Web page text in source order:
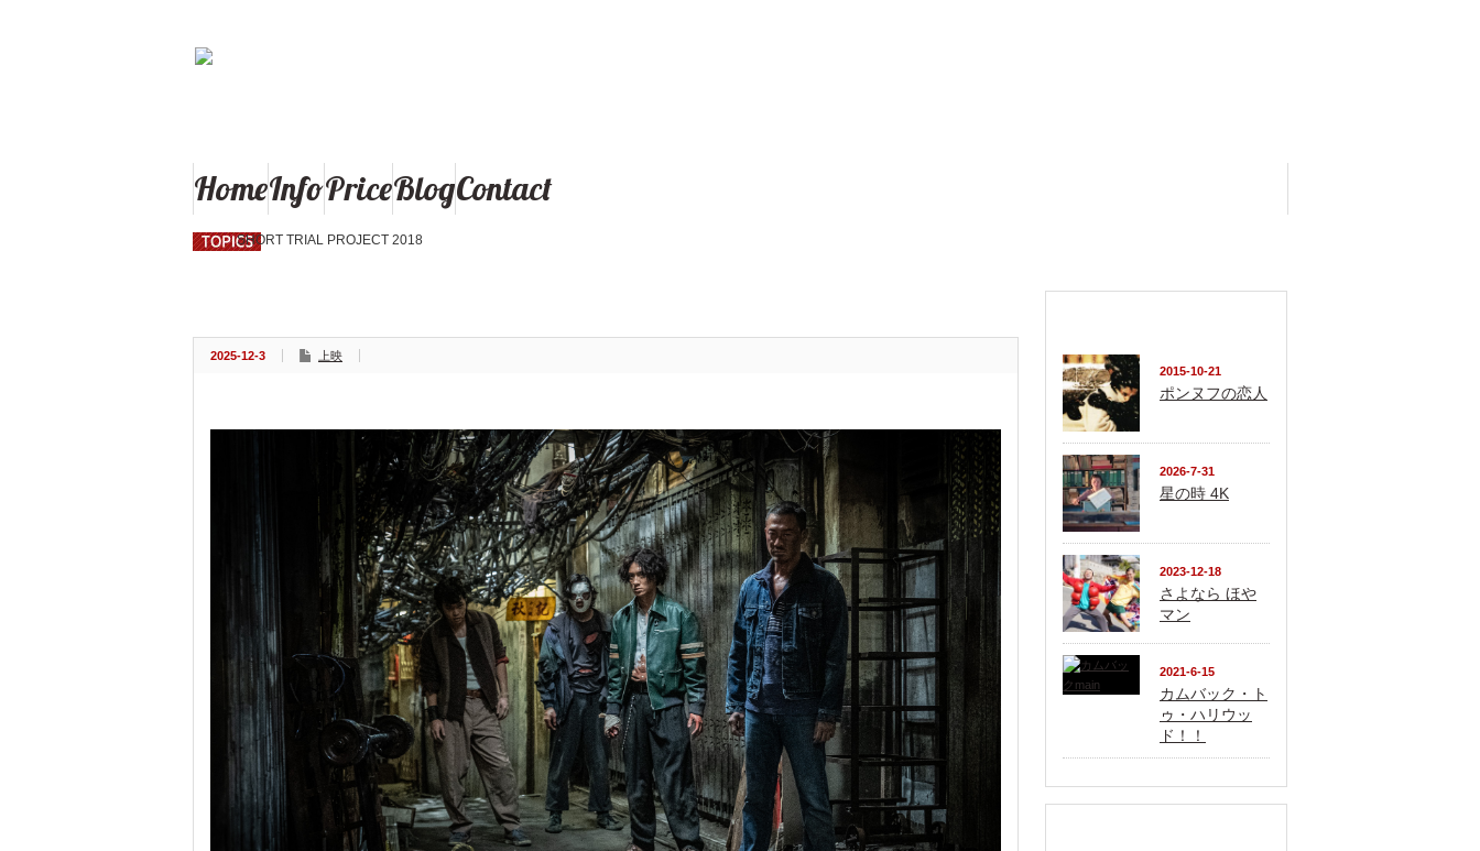
HomeInfoPriceBlogContact
SHORT TRIAL PROJECT 2018
2025-12-3 上映
2015-10-21
ポンヌフの恋人
2026-7-31
星の時 4K
2023-12-18
さよなら ほや
マン
2021-6-15
カムバック・ト
ゥ・ハリウッ
ド！！